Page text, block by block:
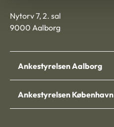
Nytorv 7, 2. sal
9000 Aalborg
Ankestyrelsen Aalborg
Ankestyrelsen København